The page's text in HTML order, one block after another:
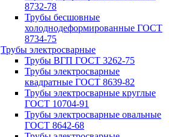
8732-78
Трубы бесшовные
холоднодеформированные ГОСТ
8734-75
Трубы электросварные
Трубы ВГП ГОСТ 3262-75
Трубы электросварные
квадратные ГОСТ 8639-82
Трубы электросварные круглые
ГОСТ 10704-91
Трубы электросварные овальные
ГОСТ 8642-68